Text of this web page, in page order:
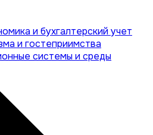
и бухгалтерский учет
и гостеприимства
системы и среды